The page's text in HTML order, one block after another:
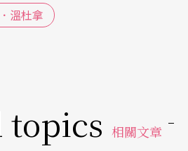
含有「英雄」之意，“B
雄式的事蹟，是許多菲律賓
溫杜拿
topics 相關文章